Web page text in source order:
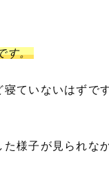
す。
ていないはずで
様子が見られな